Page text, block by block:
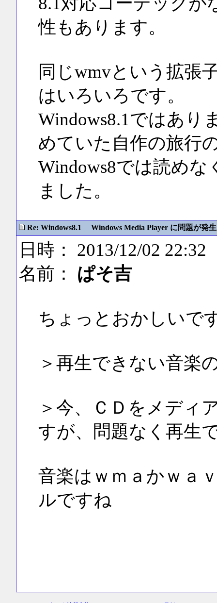
性もあります。
同じwmvという拡張
はいろいろです。
Windows8.1ではあり
めていた自作の旅行
Windows8では読め
ました。
Re: Windows8.1 Windows Media Player に問題が発生
日時： 2013/12/02 22:32
名前： ぱそ吉
ちょっとおかしいで
＞再生できない音楽
＞今、ＣＤをメディ
すが、問題なく再生
音楽はｗｍａかｗａ
ルですね